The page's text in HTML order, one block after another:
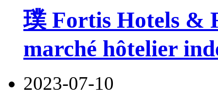
璞 Fortis Hotels &
marché hôtelier
2023-07-10